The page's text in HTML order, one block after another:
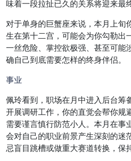
味着一段拉扯已久的关系将迎来最
对于单身的巨蟹座来说，本月上旬
生在第十二宫，可能会为你勾勒出
一丝危险、掌控欲极强、甚至可能
确自己到底需要怎样的终身伴侣。
事业
佩玲看到，职场在月中进入后台筹
开展调研工作，你的直觉会帮你规
需要谨言慎行防范小人。本月在
会对自己的职业前景产生深刻的迷
忌盲目跳槽或做重大赛道转换，保